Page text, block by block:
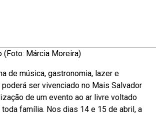
(Foto: Márcia Moreira)
de música, gastronomia, lazer e
ser vivenciado no Mais Salvador
de um evento ao ar livre voltado
família. Nos dias 14 e 15 de abril, a